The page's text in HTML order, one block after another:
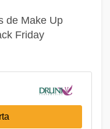
de Make Up
Friday